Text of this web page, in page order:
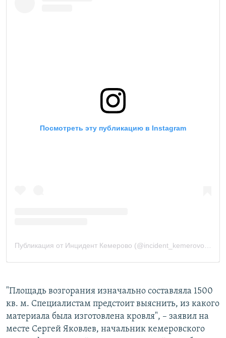
"Площадь возгорания изначально составляла 1500
кв. м. Специалистам предстоит выяснить, из какого
материала была изготовлена кровля", – заявил на
месте Сергей Яковлев, начальник кемеровского